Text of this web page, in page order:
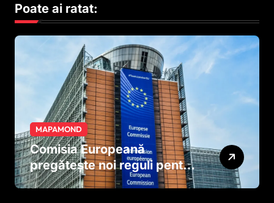
Poate ai ratat:
MAPAMOND
Comisia Europeană
pregătește noi reguli pentru
tutun și țigările electronice